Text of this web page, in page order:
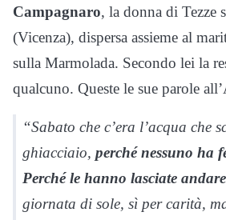
Campagnaro, la donna di Tezze
(Vicenza), dispersa assieme al
sulla Marmolada. Secondo lei la
qualcuno. Queste le sue parole
“Sabato che c’era l’acqua che
ghiacciaio, perché nessuno ha
Perché le hanno lasciate
giornata di sole, sì per carità,